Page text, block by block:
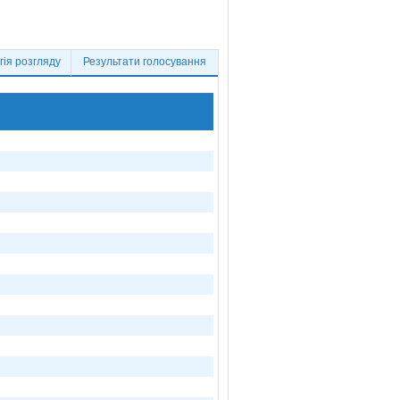
розгляду Результати голосування